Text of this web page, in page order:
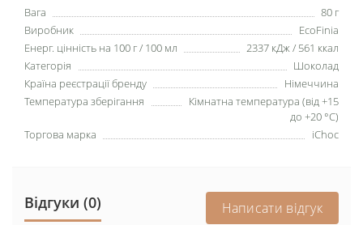
Вага
80 г
Виробник
EcoFinia
Енерг. цінність на 100 г / 100 мл
2337 кДж / 561 ккал
Категорія
Шоколад
Країна реєстрації бренду
Німеччина
Температура зберігання
Кімнатна температура (від +15
до +20 °C)
Торгова марка
iChoc
Відгуки (0) Написати відгук